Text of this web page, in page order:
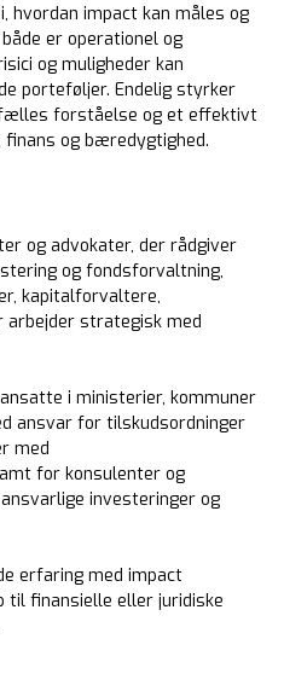
hvordan impact kan måles og
er operationel og
og muligheder kan
porteføljer. Endelig styrker
forståelse og et effektivt
og bæredygtighed.
og advokater, der rådgiver
og fondsforvaltning,
kapitalforvaltere,
arbejder strategisk med
i ministerier, kommuner
ansvar for tilskudsordninger
med
for konsulenter og
investeringer og
erfaring med impact
til finansielle eller juridiske